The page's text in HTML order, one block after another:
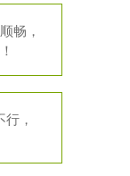
畅，
，